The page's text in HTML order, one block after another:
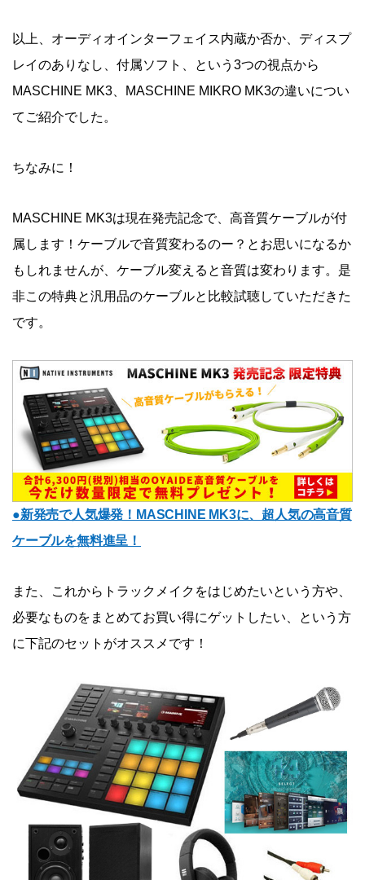
以上、オーディオインターフェイス内蔵か否か、ディスプ
レイのありなし、付属ソフト、という3つの視点から
MASCHINE MK3、MASCHINE MIKRO MK3の違いについ
てご紹介でした。
ちなみに！
MASCHINE MK3は現在発売記念で、高音質ケーブルが付
属します！ケーブルで音質変わるのー？とお思いになるか
もしれませんが、ケーブル変えると音質は変わります。是
非この特典と汎用品のケーブルと比較試聴していただきた
です。
●新発売で人気爆発！MASCHINE MK3に、超人気の高音質
ケーブルを無料進呈！
また、これからトラックメイクをはじめたいという方や、
必要なものをまとめてお買い得にゲットしたい、という方
に下記のセットがオススメです！